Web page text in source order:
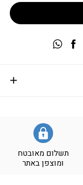
תשלום מאובטח
ומוצפן באתר